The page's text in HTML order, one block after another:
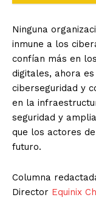
Ninguna
inmune a los
confían más en
digitales, ahora
ciberseguridad y
en la
seguridad y
que los actores
futuro.
Columna
Director Equinix